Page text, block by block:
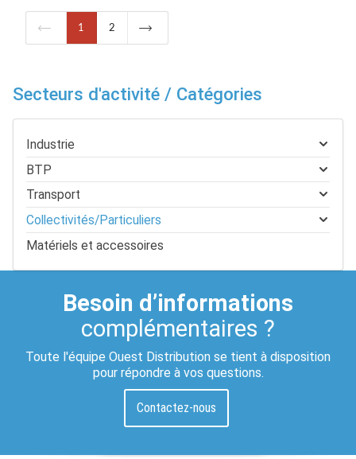
1 2
Secteurs d'activité / Catégories
Industrie
BTP
Transport
Collectivités/Particuliers
Matériels et accessoires
Besoin d’informations
complémentaires ?
Toute l'équipe Ouest Distribution se tient à disposition
pour répondre à vos questions.
Contactez-nous